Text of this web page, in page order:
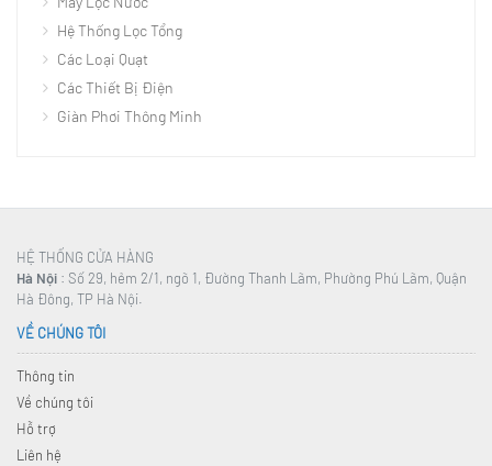
Hệ Thống Lọc Tổng
Các Loại Quạt
Các Thiết Bị Điện
Giàn Phơi Thông Minh
HỆ THỐNG CỬA HÀNG
Hà Nội : Số 29, hẻm 2/1, ngõ 1, Đường Thanh Lãm, Phường Phú Lãm, Quận
Hà Đông, TP Hà Nội.
VỀ CHÚNG TÔI
Thông tin
Về chúng tôi
Hỗ trợ
Liên hệ